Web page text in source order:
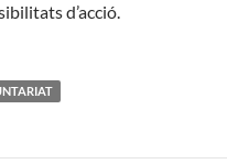
d’acció.